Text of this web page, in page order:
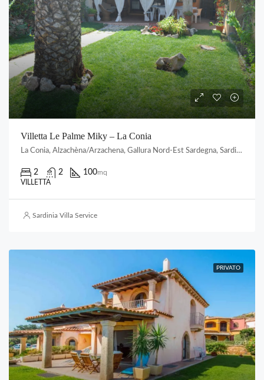
Villetta Le Palme Miky – La Conia
La Conia, Alzachèna/Arzachena, Gallura Nord-Est Sardegna, Sardigna/Sardegna, 07021, Italia
2 2 100mq
VILLETTA
Sardinia Villa Service
PRIVATO